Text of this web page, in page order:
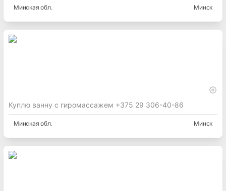
Минская обл. Минск
Куплю ванну с гиромассажем +375 29 306-40-86
Минская обл. Минск